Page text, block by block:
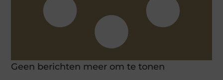
Geen berichten meer om te tonen